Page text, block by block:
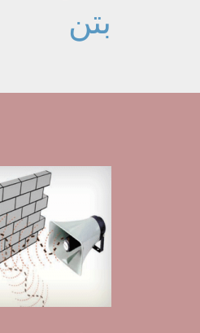
بتن